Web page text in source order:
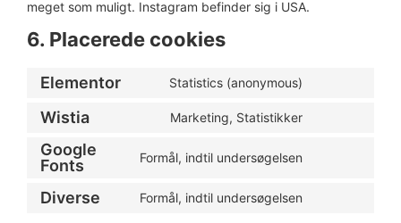
meget som muligt. Instagram befinder sig i USA.
6. Placerede cookies
Elementor Statistics (anonymous)
Wistia Marketing, Statistikker
Google
Fonts
Formål, indtil undersøgelsen
Diverse Formål, indtil undersøgelsen